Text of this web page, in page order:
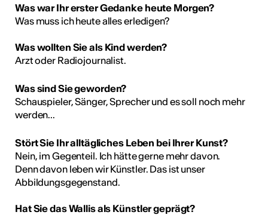
Was war Ihr erster Gedanke heute Morgen?
Was muss ich heute alles erledigen?
Was wollten Sie als Kind werden?
Arzt oder Radiojournalist.
Was sind Sie geworden?
Schauspieler, Sänger, Sprecher und es soll noch mehr
werden...
Stört Sie Ihr alltägliches Leben bei Ihrer Kunst?
Nein, im Gegenteil. Ich hätte gerne mehr davon.
Denn davon leben wir Künstler. Das ist unser
Abbildungsgegenstand.
Hat Sie das Wallis als Künstler geprägt?